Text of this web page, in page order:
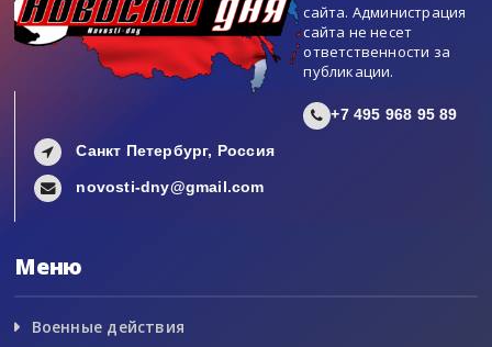
сайта. Администрация
сайта не несет
ответственности за
публикации.
+7 495 968 95 89
Санкт Петербург, Россия
novosti-dny@gmail.com
Меню
Военные действия